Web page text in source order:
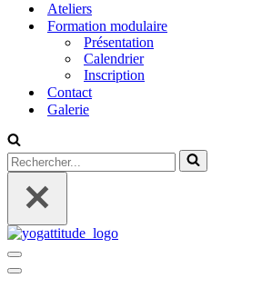
Ateliers
Formation modulaire
Présentation
Calendrier
Inscription
Contact
Galerie
Rechercher...
Menu
de
Menu